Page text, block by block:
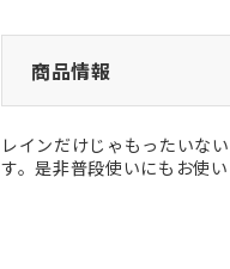
商品情報
レインだけじゃもったいな
す。是非普段使いにもお使い